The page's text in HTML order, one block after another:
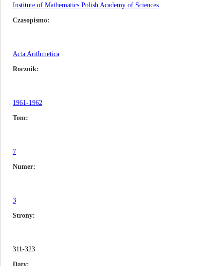
Institute of Mathematics Polish Academy of Sciences
Czasopismo
Acta Arithmetica
Rocznik
1961-1962
Tom
7
Numer
3
Strony
311-323
Daty